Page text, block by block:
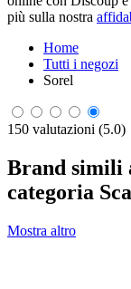
più sulla nostra
Home
Tutti i negozi
Sorel
150 valutazioni (5.0)
Brand simili
categoria
Mostra altro